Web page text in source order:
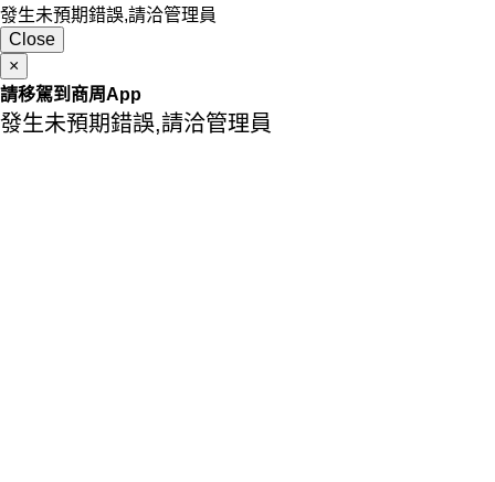
發生未預期錯誤,請洽管理員
Close
×
請移駕到商周App
發生未預期錯誤,請洽管理員